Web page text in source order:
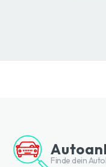
Finde dein